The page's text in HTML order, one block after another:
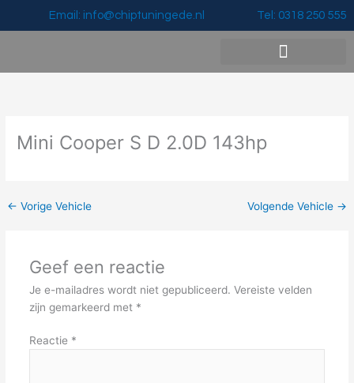
Email: info@chiptuningede.nl Tel: 0318 250 555
Mini Cooper S D 2.0D 143hp
← Vorige Vehicle Volgende Vehicle →
Geef een reactie
Je e-mailadres wordt niet gepubliceerd. Vereiste velden
zijn gemarkeerd met *
Reactie *